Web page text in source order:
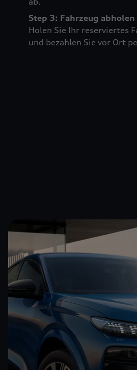
Step 3: Fahrzeug
Holen Sie Ihr reserviertes
und bezahlen Sie vor Ort